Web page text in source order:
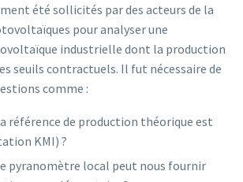
été sollicités par des acteurs de la
pour analyser une
industrielle dont la production
seuils contractuels. Il fut nécessaire de
comme :
référence de production théorique est
KMI) ?
pyranomètre local peut nous fournir